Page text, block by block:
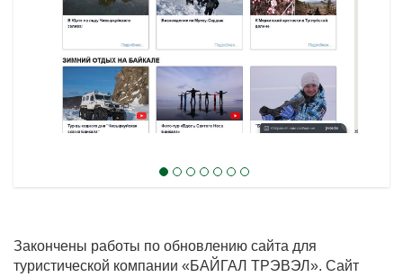
Закончены работы по обновлению сайта для
туристической компании «БАЙГАЛ ТРЭВЭЛ». Сайт